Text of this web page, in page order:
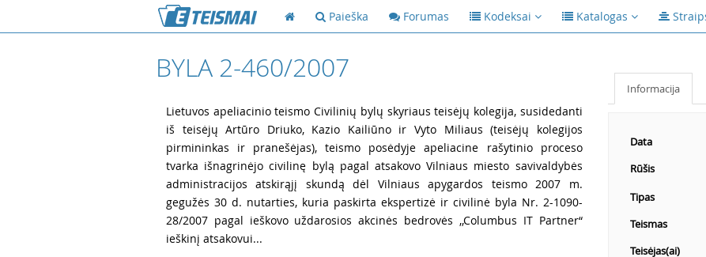
Paieška Forumas Kodeksai Katalogas
BYLA 2-460/2007
Lietuvos apeliacinio teismo Civilinių bylų skyriaus teisėjų kolegija, susidedanti
iš teisėjų Artūro Driuko, Kazio Kailiūno ir Vyto Miliaus (teisėjų kolegijos
pirmininkas ir pranešėjas), teismo posėdyje apeliacine rašytinio proceso
tvarka išnagrinėjo civilinę bylą pagal atsakovo Vilniaus miesto savivaldybės
administracijos atskirąjį skundą dėl Vilniaus apygardos teismo 2007 m.
gegužės 30 d. nutarties, kuria paskirta ekspertizė ir civilinė byla Nr. 2-1090-
28/2007 pagal ieškovo uždarosios akcinės bedrovės ,,Columbus IT Partner“
ieškinį atsakovui...
Informacija
Data
Rūšis
Tipas
Teismas
Teisėjas(ai)